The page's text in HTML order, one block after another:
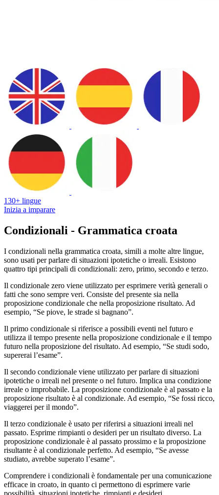
130+ lingue
Inizia a imparare
Condizionali - Grammatica croata
I condizionali nella grammatica croata, simili a molte altre lingue,
sono usati per parlare di situazioni ipotetiche o irreali. Esistono
quattro tipi principali di condizionali: zero, primo, secondo e terzo.
Il condizionale zero viene utilizzato per esprimere verità generali o
fatti che sono sempre veri. Consiste del presente sia nella
proposizione condizionale che nella proposizione risultato. Ad
esempio, “Se piove, le strade si bagnano”.
Il primo condizionale si riferisce a possibili eventi nel futuro e
utilizza il tempo presente nella proposizione condizionale e il tempo
futuro nella proposizione del risultato. Ad esempio, “Se studi sodo,
supererai l’esame”.
Il secondo condizionale viene utilizzato per parlare di situazioni
ipotetiche o irreali nel presente o nel futuro. Implica una condizione
irreale o improbabile. La proposizione condizionale è al passato e la
proposizione risultato è al condizionale. Ad esempio, “Se fossi ricco,
viaggerei per il mondo”.
Il terzo condizionale è usato per riferirsi a situazioni irreali nel
passato. Esprime rimpianti o desideri per un risultato diverso. La
proposizione condizionale è al passato prossimo e la proposizione
risultante è al condizionale perfetto. Ad esempio, “Se avesse
studiato, avrebbe superato l’esame”.
Comprendere i condizionali è fondamentale per una comunicazione
efficace in croato, in quanto ci permettono di esprimere varie
possibilità, situazioni ipotetiche, rimpianti e desideri.